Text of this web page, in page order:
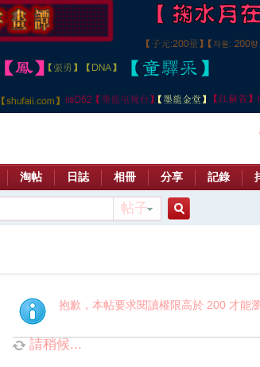
淘帖 日誌 相冊 分享 記錄
帖子
索
抱歉，本帖要求閱讀權限高於 200 才能
請稍候...